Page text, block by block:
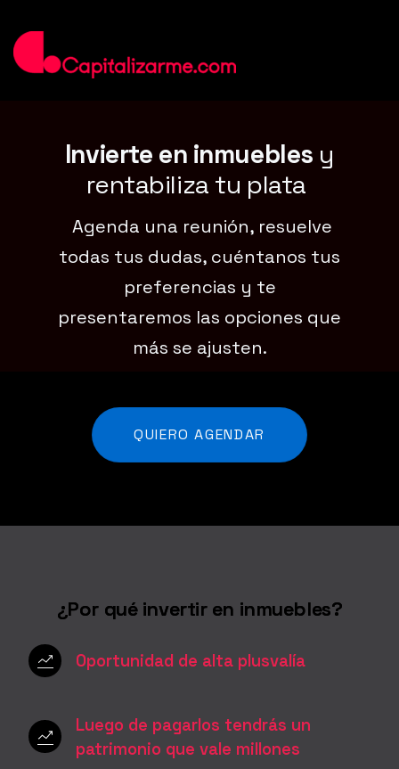
Invierte en inmuebles y
rentabiliza tu plata
Agenda una reunión, resuelve
todas tus dudas, cuéntanos tus
preferencias y te
presentaremos las opciones que
más se ajusten.
QUIERO AGENDAR
¿Por qué invertir en inmuebles?
Oportunidad de alta plusvalía
Luego de pagarlos tendrás un
patrimonio que vale millones